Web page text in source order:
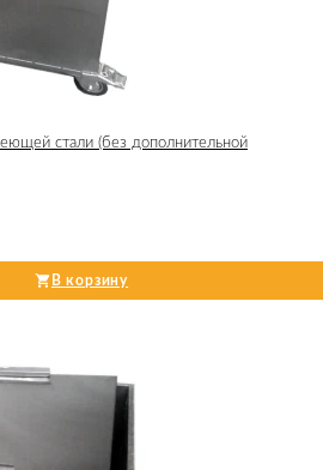
стали (без дополнительной
В корзину